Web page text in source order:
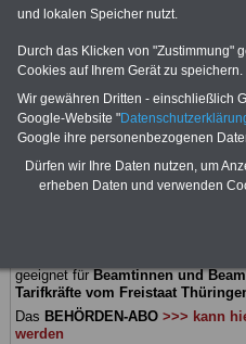
Auskunft
22,50 Euro: Wissenswertes für
und Beamte,
geeignet fürBeamtinnen und
Tarifkräfte vom Freistaat
Das BEHÖRDEN-ABO >>> kann
werden
und lokalen Speicher nutzt.
Durch das Klicken von "Zustimmung"
Cookies auf Ihrem Gerät zu speichern.
Wir gewähren Dritten - einschließlich
Google-Website "
Google ihre personenbezogenen
Dürfen wir Ihre Daten nutzen, um
erheben Daten und verwenden